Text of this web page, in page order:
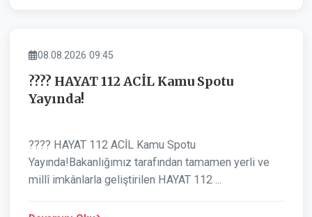
ASAYIŞ
08.08.2026 09:45
???? HAYAT 112 ACİL Kamu Spotu
Yayında!
???? HAYAT 112 ACİL Kamu Spotu
Yayında!Bakanlığımız tarafından tamamen yerli ve
millî imkânlarla geliştirilen HAYAT 112 ...